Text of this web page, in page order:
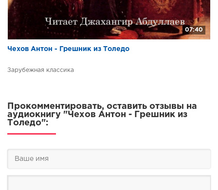
07:40
Чехов Антон - Грешник из Толедо
Зарубежная классика
Прокомментировать, оставить отзывы на
аудиокнигу "Чехов Антон - Грешник из
Толедо":